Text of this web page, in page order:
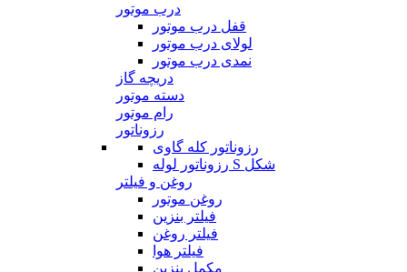
درب موتور
قفل درب موتور
لولای درب موتور
نمدی درب موتور
دریچه گاز
دسته موتور
رام موتور
رزوناتور
رزوناتور کله گاوی
رزوناتور لوله S شکل
روغن و فیلتر
روغن موتور
فیلتر بنزین
فیلتر روغن
فیلتر هوا
مکمل بنزین